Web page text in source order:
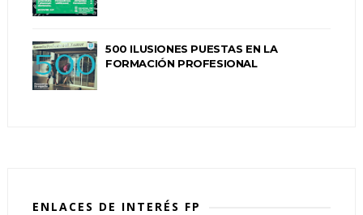
500 ILUSIONES PUESTAS EN LA
FORMACIÓN PROFESIONAL
ENLACES DE INTERÉS FP